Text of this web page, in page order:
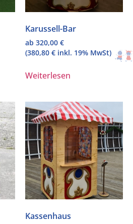
Karussell-Bar
ab 320,00 €
(380,80 € inkl. 19% MwSt)
Weiterlesen
Kassenhaus